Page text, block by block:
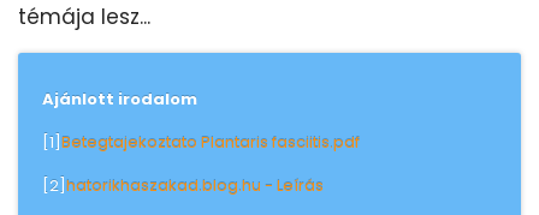
témája lesz...
Ajánlott irodalom
[1]Betegtajekoztato Plantaris fasciitis.pdf
[2]hatorikhaszakad.blog.hu - Leírás